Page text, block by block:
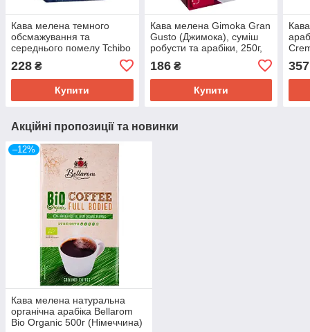
Кава мелена темного
обсмажування та
середнього помелу Tchibo
Польща, суміш робусти та
арабіки
228 ₴
Купити
Кава мелена Gimoka Gran
Gusto (Джимока), суміш
робусти та арабіки, 250г,
186₴
Купити
357
Акційні пропозиції та новинки
–12%
Кава мелена натуральна
органічна арабіка Bellarom
Bio Organic 500г (Німеччина)